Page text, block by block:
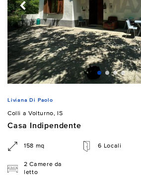
Liviana Di Paolo
Colli a Volturno, IS
Casa Indipendente
158 mq 6 Locali
2 Camere da
letto